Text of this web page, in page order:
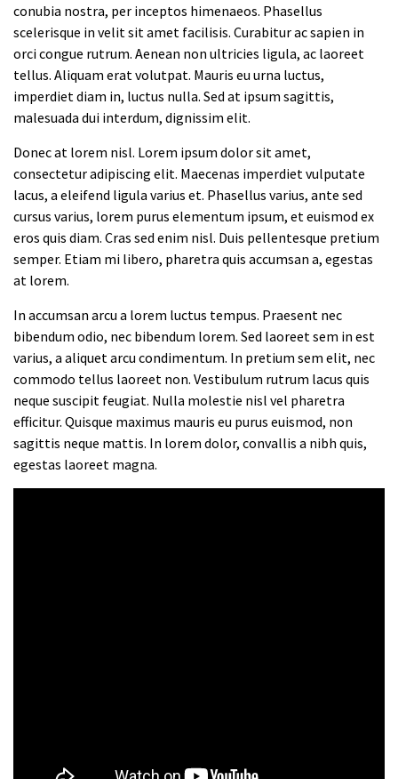
conubia nostra, per inceptos himenaeos. Phasellus
scelerisque in velit sit amet facilisis. Curabitur ac sapien in
orci congue rutrum. Aenean non ultricies ligula, ac laoreet
tellus. Aliquam erat volutpat. Mauris eu urna luctus,
imperdiet diam in, luctus nulla. Sed at ipsum sagittis,
malesuada dui interdum, dignissim elit.
Donec at lorem nisl. Lorem ipsum dolor sit amet,
consectetur adipiscing elit. Maecenas imperdiet vulputate
lacus, a eleifend ligula varius et. Phasellus varius, ante sed
cursus varius, lorem purus elementum ipsum, et euismod ex
eros quis diam. Cras sed enim nisl. Duis pellentesque pretium
semper. Etiam mi libero, pharetra quis accumsan a, egestas
at lorem.
In accumsan arcu a lorem luctus tempus. Praesent nec
bibendum odio, nec bibendum lorem. Sed laoreet sem in est
varius, a aliquet arcu condimentum. In pretium sem elit, nec
commodo tellus laoreet non. Vestibulum rutrum lacus quis
neque suscipit feugiat. Nulla molestie nisl vel pharetra
efficitur. Quisque maximus mauris eu purus euismod, non
sagittis neque mattis. In lorem dolor, convallis a nibh quis,
egestas laoreet magna.